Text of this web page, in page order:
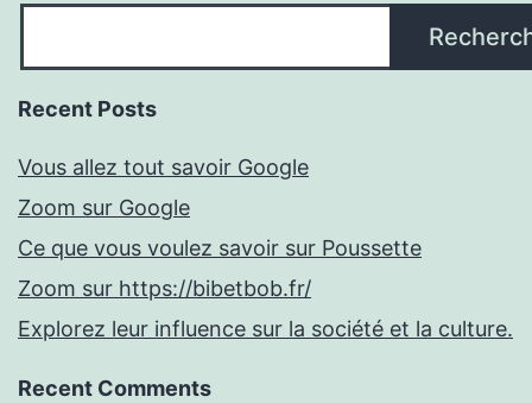
Recent Posts
Vous allez tout savoir Google
Zoom sur Google
Ce que vous voulez savoir sur Poussette
Zoom sur https://bibetbob.fr/
Explorez leur influence sur la société et la culture.
Recent Comments